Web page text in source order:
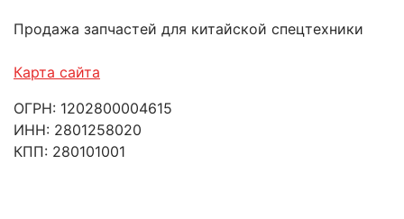
Продажа запчастей для китайской спецтехники
Карта сайта
ОГРН: 1202800004615
ИНН: 2801258020
КПП: 280101001